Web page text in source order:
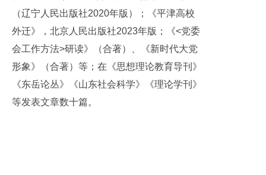
（辽宁人民出版社2020年版）；《平津高校
外迁》，北京人民出版社2023年版；《<党委
会工作方法>研读》（合著）、《新时代大党
形象》（合著）等； 在《思想理论教育导刊》
《东岳论丛》《山东社会科学》《理论学刊》
等发表文章数十篇。